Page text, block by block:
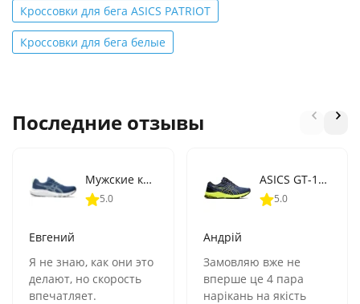
Кроссовки для бега ASICS PATRIOT
Кроссовки для бега белые
Последние отзывы
Мужские кроссовки для бега ASICS GEL-CONTEND 9 (1011B881-407)
5.0
Евгений
Я не знаю, как они это
делают, но скорость
впечатляет.
ASICS GT-1000 10 (1011B001-406)
5.0
Андрій
Замовляю вже не
вперше це 4 пара
нарікань на якість